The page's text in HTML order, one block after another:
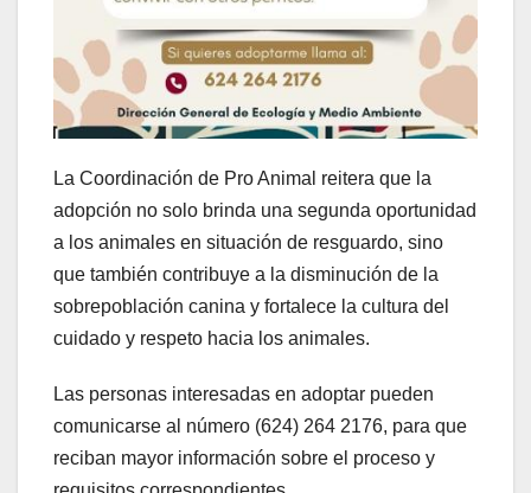
La Coordinación de Pro Animal reitera que la
adopción no solo brinda una segunda oportunidad
a los animales en situación de resguardo, sino
que también contribuye a la disminución de la
sobrepoblación canina y fortalece la cultura del
cuidado y respeto hacia los animales.
Las personas interesadas en adoptar pueden
comunicarse al número (624) 264 2176, para que
reciban mayor información sobre el proceso y